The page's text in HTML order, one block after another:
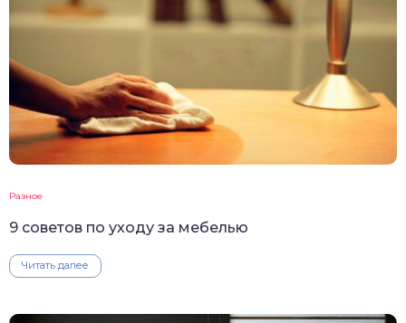
Разное
9 советов по уходу за мебелью
Читать далее